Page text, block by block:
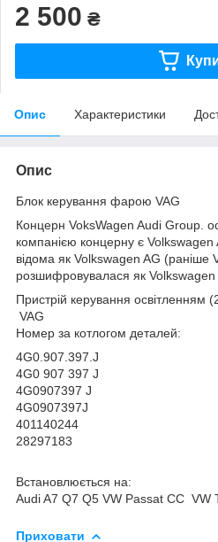
2 500 ₴
Опис Характеристики
Опис
Блок керування фарою VAG
Концерн VoksWagen Audi Group.
компанією концерну є
відома як Volkswagen AG (раніше
розшифровувалася як Volkswagen
Пристрій керування освітленням
VAG
Номер за котлогом деталей:
4G0.907.397.J
4G0 907 397 J
4G0907397 J
4G0907397J
401140244
28297183
Встановлюється на:
Audi A7 Q7 Q5 VW Passat CC VW
Приховати